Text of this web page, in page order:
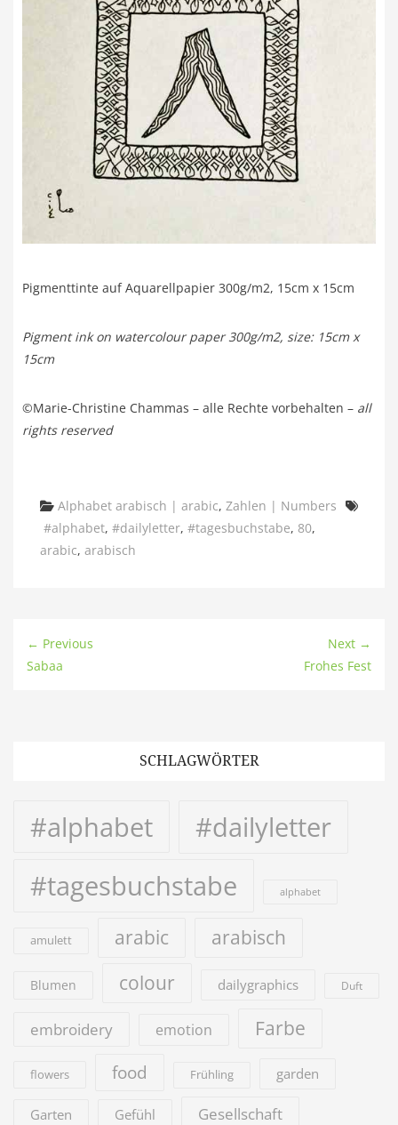
Pigmenttinte auf Aquarellpapier 300g/m2, 15cm x 15cm
Pigment ink on watercolour paper 300g/m2, size: 15cm x
15cm
©Marie-Christine Chammas – alle Rechte vorbehalten – all
rights reserved
Categories
Alphabet arabisch | arabic, Zahlen | Numbers
Tags
#alphabet, #dailyletter, #tagesbuchstabe, 80,
arabic, arabisch
← Previous
Sabaa
Next →
Frohes Fest
SCHLAGWÖRTER
#alphabet
#dailyletter
#tagesbuchstabe
alphabet
amulett arabic arabisch
Blumen colour dailygraphics Duft
embroidery emotion Farbe
flowers food Frühling garden
Garten Gefühl Gesellschaft